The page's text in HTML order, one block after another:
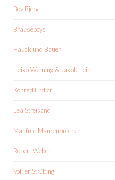
Bov Bjerg
Brauseboys
Hauck und Bauer
Heiko Werning & Jakob Hein
Konrad Endler
Lea Streisand
Manfred Maurenbrecher
Robert Weber
Volker Strübing